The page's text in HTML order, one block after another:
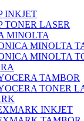
INKJET
TONER LASER
MINOLTA
MINOLTA
MINOLTA
TAMBOR
TONER
INKJET